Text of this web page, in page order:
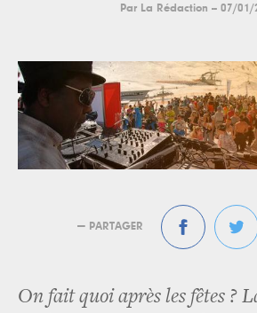
Par La Rédaction -- 07/01/
— PARTAGER
On fait quoi après les fêtes ?